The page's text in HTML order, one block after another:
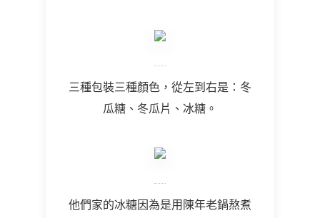
三種包裝三種顏色，從左到右是：冬
瓜糖、冬瓜片、冰糖。
他們家的冰糖因為是用陳年老鍋熬煮